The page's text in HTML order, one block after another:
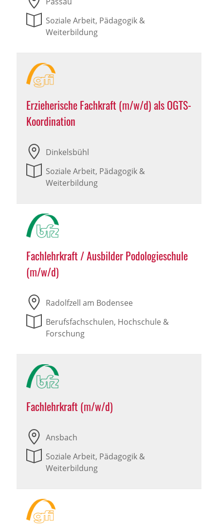
Soziale Arbeit, Pädagogik &
Weiterbildung
Erzieherische Fachkraft (m/w/d) als OGTS-
Koordination
Dinkelsbühl
Soziale Arbeit, Pädagogik &
Weiterbildung
Fachlehrkraft / Ausbilder Podologieschule
(m/w/d)
Radolfzell am Bodensee
Berufsfachschulen, Hochschule &
Forschung
Fachlehrkraft (m/w/d)
Ansbach
Soziale Arbeit, Pädagogik &
Weiterbildung